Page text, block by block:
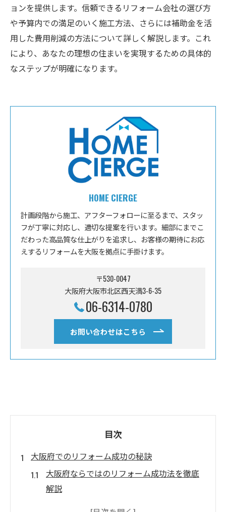
ョンを提供します。信頼できるリフォーム会社の選び方
や予算内での満足のいく施工方法、さらには補助金を活
用した費用削減の方法について詳しく解説します。これ
により、あなたの理想の住まいを実現するための具体的
なステップが明確になります。
HOME CIERGE
計画段階から施工、アフターフォローに至るまで、スタッ
フが丁寧に対応し、適切な提案を行います。細部にまでこ
だわった高品質な仕上がりを追求し、お客様の期待にお応
えするリフォームを大阪を拠点に手掛けます。
〒530-0047
大阪府大阪市北区西天満3-6-35
06-6314-0780
お問い合わせはこちら
目次
大阪府でのリフォーム成功の秘訣
大阪府ならではのリフォーム成功法を徹底
解説
リフォーム計画の立て方と大阪府特有の工